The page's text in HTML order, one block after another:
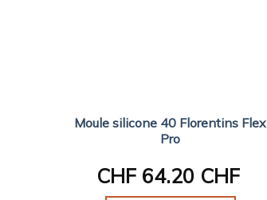
Moule silicone 40 Florentins Flex
Pro
CHF 64.20 CHF